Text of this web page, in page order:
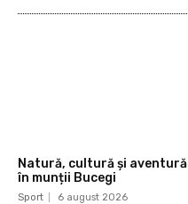
Natură, cultură și aventură
în munții Bucegi
Sport 6 august 2026